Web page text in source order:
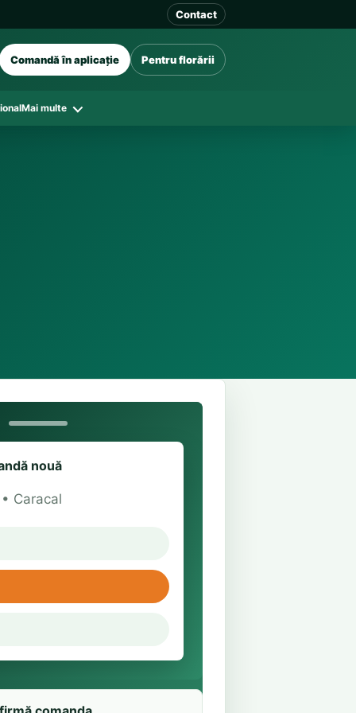
Contact
Comandă în aplicație Pentru florării
Mai multe
nouă
Caracal